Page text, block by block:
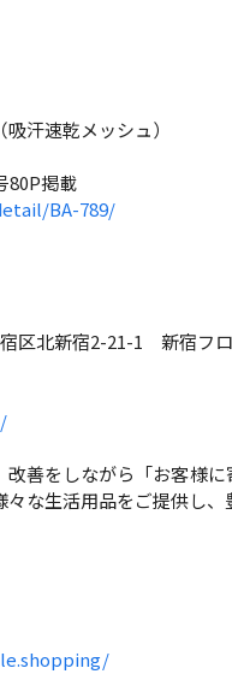
汗速乾メッシュ）
80P掲載
BA-789/
北新宿2-21-1 新宿フロ
善をしながら「お客様
な生活用品をご提供し